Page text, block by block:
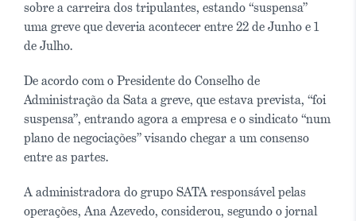
sobre a carreira dos tripulantes, estando “suspensa”
uma greve que deveria acontecer entre 22 de Junho e 1
de Julho.
De acordo com o Presidente do Conselho de
Administração da Sata a greve, que estava prevista, “foi
suspensa”, entrando agora a empresa e o sindicato “num
plano de negociações” visando chegar a um consenso
entre as partes.
A administradora do grupo SATA responsável pelas
operações, Ana Azevedo, considerou, segundo o jornal